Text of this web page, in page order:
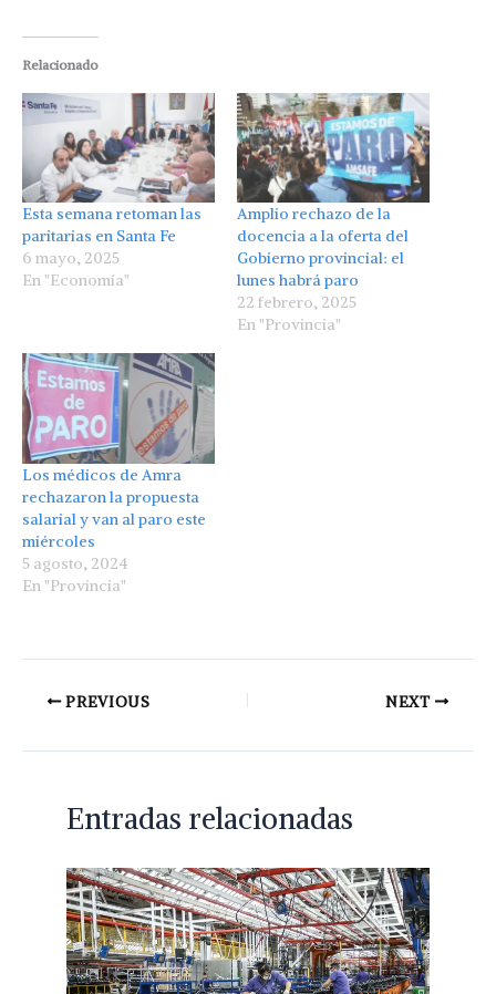
Relacionado
Esta semana retoman las
paritarias en Santa Fe
6 mayo, 2025
En "Economía"
Amplio rechazo de la
docencia a la oferta del
Gobierno provincial: el
lunes habrá paro
22 febrero, 2025
En "Provincia"
Los médicos de Amra
rechazaron la propuesta
salarial y van al paro este
miércoles
5 agosto, 2024
En "Provincia"
PREVIOUS NEXT
Entradas relacionadas